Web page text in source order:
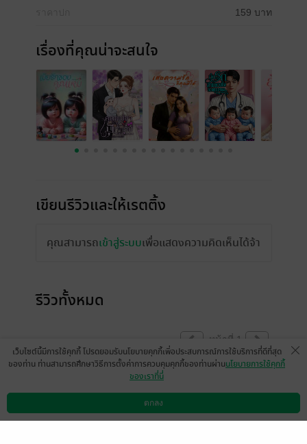
159 บาท
เรื่องที่คุณน่าจะสนใจ
เขียนรีวิวและให้เรตติ้ง
คุณสามารถเข้าสู่ระบบเพื่อแสดงความคิดเห็นได้จ้า
รีวิวทั้งหมด
หน้าที่ 1
18 ส.ค. 256818:26 น.
ดาวน์โหลดแอป วิธีการใช้งาน ติดต่อเรา
เว็บไซต์นี้มีการใช้คุกกี้ โปรดยอมรับนโยบายคุกกี้เพื่อประสบการณ์การใช้บริการที่ดีที่สุด
ของท่าน ท่านสามารถศึกษาวิธีการตั้งค่าการควบคุมคุกกี้ของท่านผ่านนโยบายการใช้คุกกี้
ของเราที่นี่
ตกลง